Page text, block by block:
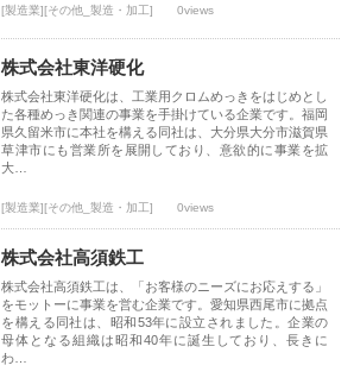
[製造業][その他_製造・加工] 0views
株式会社東洋硬化
株式会社東洋硬化は、工業用クロムめっきをはじめとし
た各種めっき関連の事業を手掛けている企業です。福岡
県久留米市に本社を構える同社は、大分県大分市滋賀県
草津市にも営業所を展開しており、意欲的に事業を拡
大…
[製造業][その他_製造・加工] 0views
株式会社高須鉄工
株式会社高須鉄工は、「お客様のニーズにお応えする」
をモットーに事業を営む企業です。愛知県西尾市に拠点
を構える同社は、昭和53年に設立されました。企業の
母体となる組織は昭和40年に誕生しており、長きに
わ…